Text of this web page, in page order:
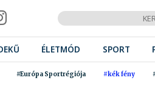
ÉLETMÓD SPORT
#Európa Sportrégiója #kék fény